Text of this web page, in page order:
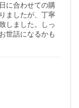
に合わせての購
ましたが、丁寧
しました。しっ
世話になるかも